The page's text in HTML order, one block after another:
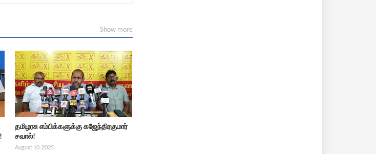
Show more
தமிழரசு எம்பிக்களுக்கு கஜேந்திரகுமார்
சவால்!
August 10, 2025